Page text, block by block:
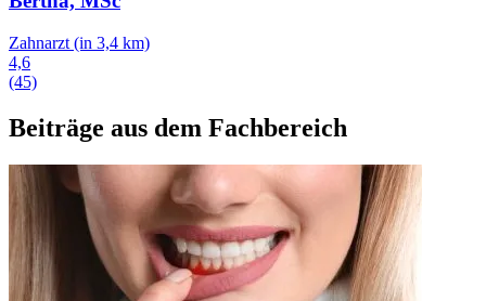
Zahnarzt (in 3,4 km)
4,6
(45)
Beiträge aus dem Fachbereich